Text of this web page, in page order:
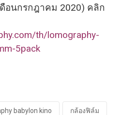
อนกรกฎาคม 2020) คลิก
th/lomography-
5pack
babylon kino กล้องฟิล์ม